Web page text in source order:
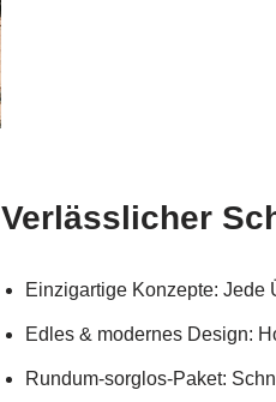
Verlässlicher
Einzigartige Konzepte: Jede
Edles & modernes Design:
Rundum-sorglos-Paket: